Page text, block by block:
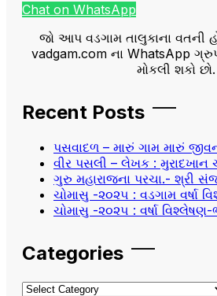
Chat on WhatsApp
જો આપ વડગામ તાલુકાના વતની
vadgam.com ના WhatsApp ગ્રુપ
મોકલી શકો છો.
Recent Posts
પસવાદળ – મારું ગામ મારું
વીર પસલી – લેખક : મુરાદખાન
ગુરુ મહારાજના પરચા.- શ્રી
ચોમાસુ -૨૦૨૫ : વડગામ વર્ષા
ચોમાસુ -૨૦૨૫ : વર્ષા
Categories
Categories